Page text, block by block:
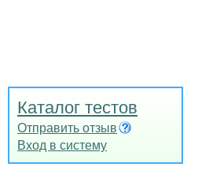
Каталог тестов
Отправить отзыв
Вход в систему